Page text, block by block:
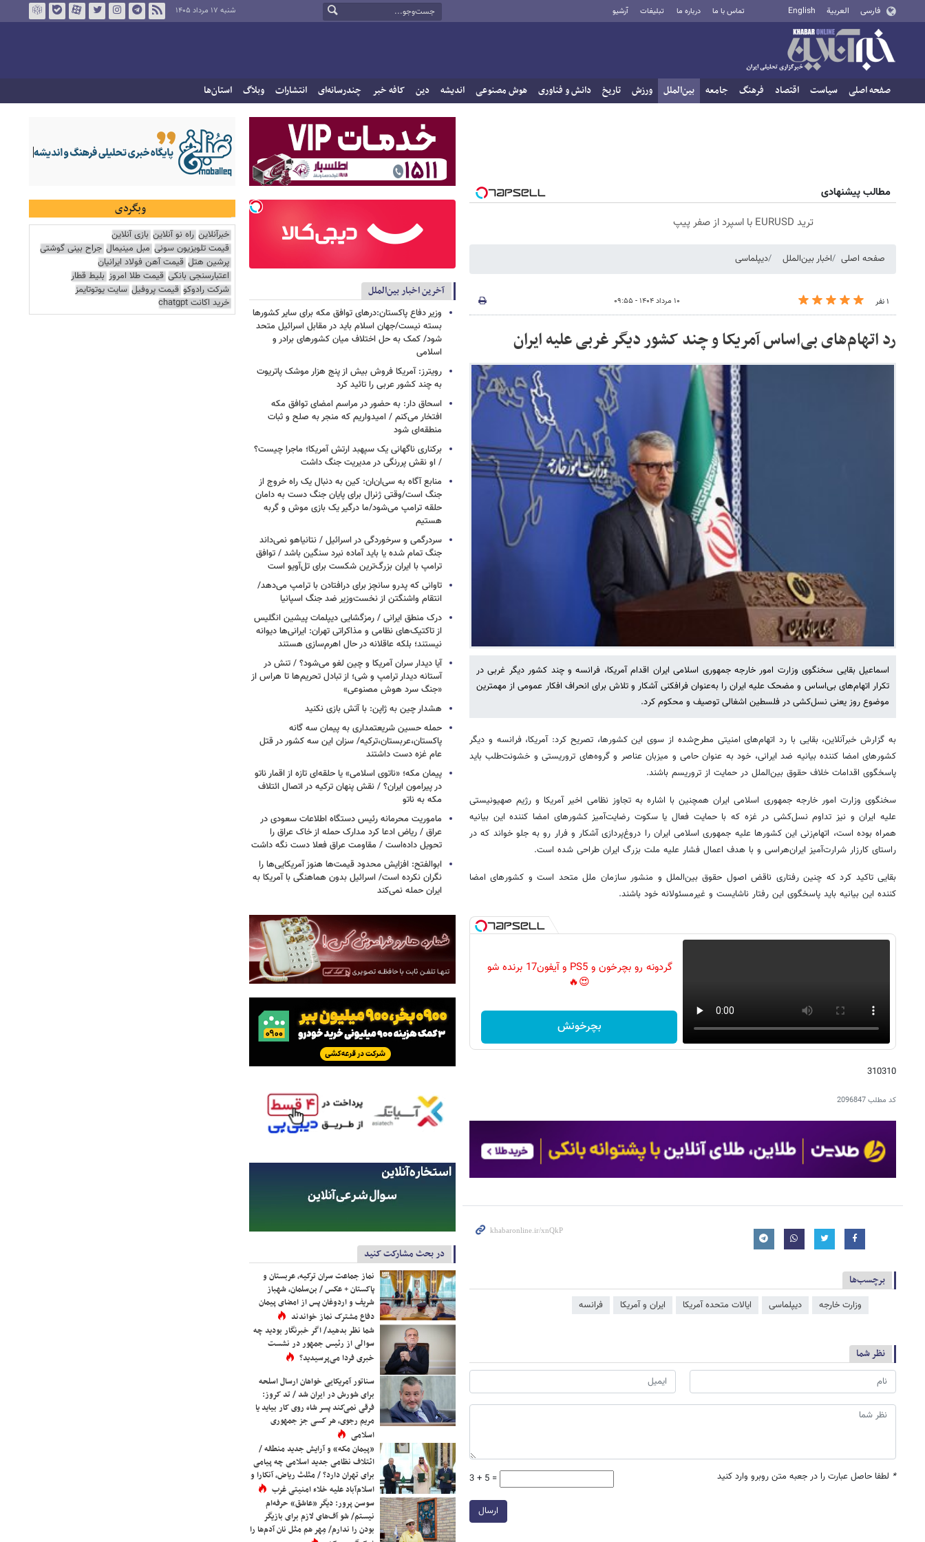
فارسی العربية English تماس با ما درباره ما تبلیغات آرشیو شنبه ۱۷ مرداد ۱۴۰۵
صفحه اصلی سیاست اقتصاد فرهنگ جامعه بین‌الملل ورزش تاریخ دانش و فناوری هوش مصنوعی اندیشه دین کافه خبر چندرسانه‌ای انتشارات وبلاگ استان‌ها
مطالب پیشنهادی
ترید EURUSD با اسپرد از صفر پیپ
صفحه اصلی اخبار بین‌الملل دیپلماسی
۱ نفر ۱۰ مرداد ۱۴۰۴ - ۰۹:۵۵
رد اتهام‌های بی‌اساس آمریکا و چند کشور دیگر غربی علیه ایران
اسماعیل بقایی سخنگوی وزارت امور خارجه جمهوری اسلامی ایران اقدام آمریکا، فرانسه و چند کشور دیگر غربی در
تکرار اتهام‌های بی‌اساس و مضحک علیه ایران را به‌عنوان فرافکنی آشکار و تلاش برای انحراف افکار عمومی از مهمترین
موضوع روز یعنی نسل‌کشی در فلسطین اشغالی توصیف و محکوم کرد.
به گزارش خبرآنلاین، بقایی با رد اتهام‌های امنیتی مطرح‌شده از سوی این کشورها، تصریح کرد: آمریکا، فرانسه و دیگر
کشورهای امضا کننده بیانیه ضد ایرانی، خود به‌ عنوان حامی و میزبان عناصر و گروه‌های تروریستی و خشونت‌طلب باید
پاسخگوی اقدامات خلاف حقوق بین‌الملل در حمایت از تروریسم باشند.
سخنگوی وزارت امور خارجه جمهوری اسلامی ایران همچنین با اشاره به تجاوز نظامی اخیر آمریکا و رژیم صهیونیستی
علیه ایران و نیز تداوم نسل‌کشی در غزه که با حمایت فعال یا سکوت رضایت‌آمیز کشورهای امضا کننده این بیانیه
همراه بوده است، اتهام‌زنی این کشورها علیه جمهوری اسلامی ایران را دروغ‌پردازی آشکار و فرار رو به جلو خواند که در
راستای کارزار شرارت‌آمیز ایران‌هراسی و با هدف اعمال فشار علیه ملت بزرگ ایران طراحی شده است.
بقایی تاکید کرد که چنین رفتاری ناقض اصول حقوق بین‌الملل و منشور سازمان ملل متحد است و کشورهای امضا
کننده این بیانیه باید پاسخگوی این رفتار ناشایست و غیرمسئولانه خود باشند.
گردونه رو بچرخون و PS5 و آیفون17 برنده شو
😍🔥
بچرخونش
310310
کد مطلب2096847
برچسب‌ها
وزارت خارجه دیپلماسی ایالات متحده آمریکا ایران و آمریکا فرانسه
نظر شما
* لطفا حاصل عبارت را در جعبه متن روبرو وارد کنید 3 + 5 =
ارسال
آخرین اخبار بین‌الملل
وزیر دفاع پاکستان:درهای توافق مکه برای سایر کشورها
بسته نیست/جهان اسلام باید در مقابل اسرائیل متحد
شود/ کمک به حل اختلاف میان کشورهای برادر و
اسلامی
رویترز: آمریکا فروش بیش از پنج هزار موشک پاتریوت
به چند کشور عربی را تائید کرد
اسحاق‌ دار: به حضور در مراسم امضای توافق مکه
افتخار می‌کنم / امیدواریم که منجر به صلح و ثبات
منطقه‌ای شود
برکناری ناگهانی یک سپهبد ارتش آمریکا؛ ماجرا چیست؟
/ او نقش پررنگی در مدیریت جنگ داشت
منابع آگاه به سی‌ان‌ان: کین به دنبال یک راه خروج از
جنگ است/وقتی ژنرال برای پایان جنگ دست به دامان
حلقه ترامپ می‌شود/ما درگیر یک بازی موش و گربه
هستیم
سردرگمی و سرخوردگی در اسرائیل / نتانیاهو نمی‌داند
جنگ تمام شده یا باید آماده نبرد سنگین باشد / توافق
ترامپ با ایران بزرگ‌ترین شکست برای تل‌آویو است
تاوانی که پدرو سانچز برای درافتادن با ترامپ می‌دهد/
انتقام واشنگتن از نخست‌وزیر ضد جنگ اسپانیا
درک منطق ایرانی / رمزگشایی دیپلمات پیشین انگلیس
از تاکتیک‌های نظامی و مذاکراتی تهران: ایرانی‌ها دیوانه
نیستند؛ بلکه عاقلانه در حال اهرم‌سازی هستند
آیا دیدار سران آمریکا و چین لغو می‌شود؟ / تنش در
آستانه دیدار ترامپ و شی؛ از تبادل تحریم‌ها تا هراس از
«جنگ سرد هوش مصنوعی»
هشدار چین به ژاپن: با آتش بازی نکنید
حمله حسین شریعتمداری به پیمان سه گانه
پاکستان،عربستان،ترکیه/ سزان این سه کشور در قتل
عام غزه دست داشتند
پیمان مکه؛ «ناتوی اسلامی» یا حلقه‌ای تازه از اقمار ناتو
در پیرامون ایران؟ / نقش پنهان ترکیه در اتصال ائتلاف
مکه به ناتو
ماموریت محرمانه رئیس دستگاه اطلاعات سعودی در
عراق / ریاض ادعا کرد مدارک حمله از خاک عراق را
تحویل داده‌است / مقاومت عراق فعلا دست نگه داشت
ابوالفتح: افزایش محدود قیمت‌ها هنوز آمریکایی‌ها را
نگران نکرده است/ اسرائیل بدون هماهنگی با آمریکا به
ایران حمله نمی‌کند
در بحث مشارکت کنید
نماز جماعت سران ترکیه، عربستان و
پاکستان + عکس / بن‌سلمان، شهباز
شریف و اردوغان پس از امضای پیمان
دفاع مشترک نماز خواندند
شما نظر بدهید/ اگر خبرنگار بودید چه
سوالی از رئیس جمهور در نشست
خبری فردا می‌پرسیدید؟
سناتور آمریکایی خواهان ارسال اسلحه
برای شورش در ایران شد / تد کروز:
فرقی نمی‌کند پسر شاه روی کار بیاید یا
مریم رجوی، هر کسی جز جمهوری
اسلامی
«پیمان مکه» و آرایش جدید منطقه /
ائتلاف نظامی جدید اسلامی چه پیامی
برای تهران دارد؟ / مثلث ریاض، آنکارا و
اسلام‌آباد علیه خلاء امنیتی غرب
سوسن پرور: دیگر «عاشق» حرفه‌ام
نیستم/ شو آف‌های لازم برای بازیگر
بودن را ندارم/ مِهر هم مثل نان آدم‌ها را
وبگردی
خبرآنلاین راه نو آنلاین بازی آنلاین
قیمت تلویزیون سونی مبل مینیمال جراح بینی گوشتی
پرشین هتل قیمت آهن فولاد ایرانیان
اعتبارسنجی بانکی قیمت طلا امروز بلیط قطار
شرکت رادوکو قیمت پروفیل سایت یوتوتایمز
خرید اکانت chatgpt